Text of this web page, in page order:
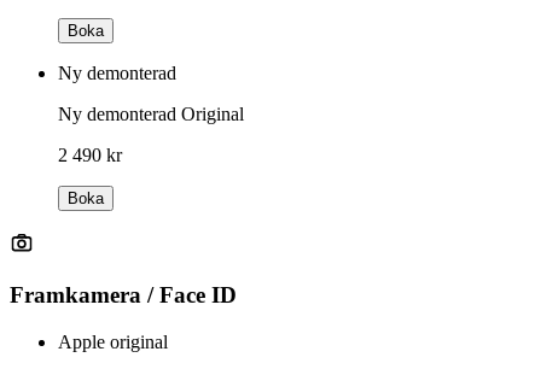
Boka
Ny demonterad
Ny demonterad Original
2 490 kr
Boka
Framkamera / Face ID
Apple original